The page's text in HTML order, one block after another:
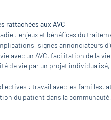
rattachées aux AVC
: enjeux et bénéfices du
signes annonciateurs
avec un AVC, facilitation de la vie
de vie par un projet individualisé,
: travail avec les familles,
du patient dans la communauté.